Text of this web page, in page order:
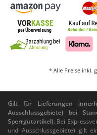
* Alle Preise inkl.
Gilt für Lieferungen
Ausschlussgebiete) bei
Sperrgutartikel). Bei
und Ausschlussgebiete) gilt